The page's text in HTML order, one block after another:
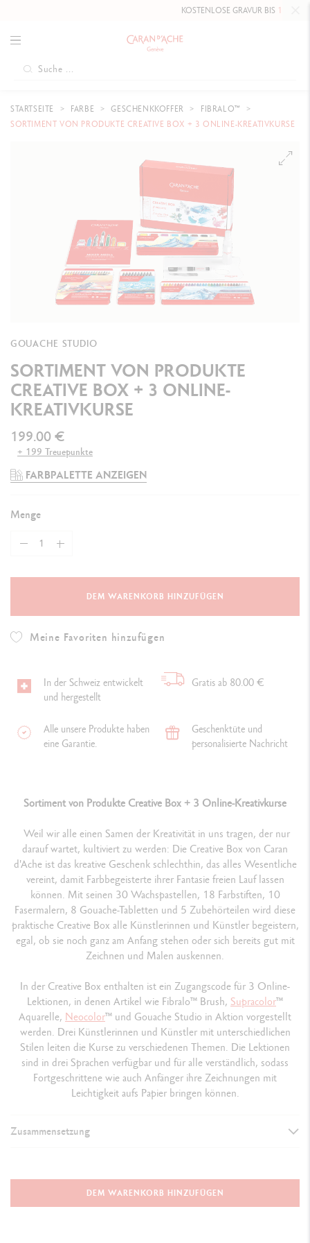
KOSTENLOSE GRAVUR BIS10. MAI 2026
STARTSEITE FARBE GESCHENKKOFFER
FIBRALO™
SORTIMENT VON PRODUKTE CREATIVE BOX + 3 ONLINE-KREATIVKURSE
GOUACHE STUDIO
SORTIMENT VON PRODUKTE
CREATIVE BOX + 3 ONLINE-
KREATIVKURSE
199.00 €
+ 199 Treuepunkte
FARBPALETTE ANZEIGEN
Menge
DEM WARENKORB HINZUFÜGEN
Meine Favoriten hinzufügen
In der Schweiz entwickelt
und hergestellt
Gratis ab 80.00 €
Alle unsere Produkte haben
eine Garantie.
Geschenktüte und
personalisierte Nachricht
Sortiment von Produkte Creative Box + 3 Online-Kreativkurse
Weil wir alle einen Samen der Kreativität in uns tragen, der nur
darauf wartet, kultiviert zu werden: Die Creative Box von Caran
d'Ache ist das kreative Geschenk schlechthin, das alles Wesentliche
vereint, damit Farbbegeisterte ihrer Fantasie freien Lauf lassen
können. Mit seinen 30 Wachspastellen, 18 Farbstiften, 10
Fasermalern, 8 Gouache-Tabletten und 5 Zubehörteilen wird diese
praktische Creative Box alle Künstlerinnen und Künstler begeistern,
egal, ob sie noch ganz am Anfang stehen oder sich bereits gut mit
Zeichnen und Malen auskennen.
In der Creative Box enthalten ist ein Zugangscode für 3 Online-
Lektionen, in denen Artikel wie Fibralo™ Brush, Supracolor™
Aquarelle, Neocolor™ und Gouache Studio in Aktion vorgestellt
werden. Drei Künstlerinnen und Künstler mit unterschiedlichen
Stilen leiten die Kurse zu verschiedenen Themen. Die Lektionen
sind in drei Sprachen verfügbar und für alle verständlich, sodass
Fortgeschrittene wie auch Anfänger ihre Zeichnungen mit
Leichtigkeit aufs Papier bringen können.
Zusammensetzung
1 roter Pappkarton, im Lieferumfang enthalten:
4 Produkte der Classic-Reihe + 5 Zubehör + 3 Online-Kreativkurse
DEM WARENKORB HINZUFÜGEN